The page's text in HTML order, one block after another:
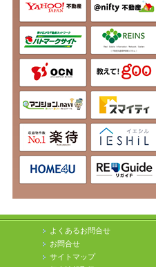
よくあるお問合せ
お問合せ
サイトマップ